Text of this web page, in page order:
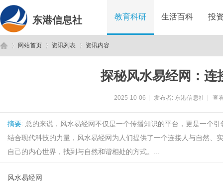
东港信息社 教育科研 生活百科 投
网站首页 资讯列表 资讯内容
探秘风水易经网：连
2025-10-06 发布者: 东港信息社 查
摘要: 总的来说，风水易经网不仅是一个传播知识的平台，更是一个
结合现代科技的力量，风水易经网为人们提供了一个连接人与自然、
自己的内心世界，找到与自然和谐相处的方式。...
风水易经网